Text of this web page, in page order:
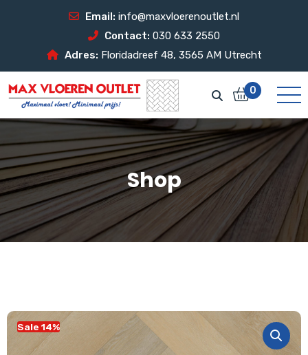
Email: info@maxvloerenoutlet.nl
Contact: 030 633 2550
Adres: Floridadreef 48, 3565 AM Utrecht
0
Shop
Sale 14%